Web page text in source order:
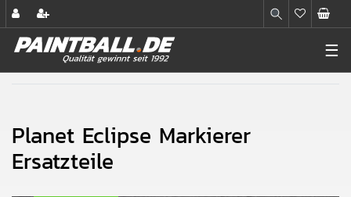
☰
Planet Eclipse Markierer
Ersatzteile